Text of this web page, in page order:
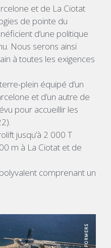
et de La Ciotat
de pointe du
d’une politique
Nous serons ainsi
à toutes les exigences
plein équipé d’un
et d’un autre de
pour accueillir les
jusqu’à 2 000 T
m à La Ciotat et de
comprenant un